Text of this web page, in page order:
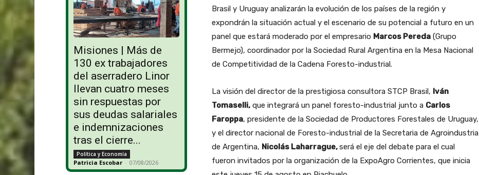
Misiones | Más de
130 ex trabajadores
del aserradero Linor
llevan cuatro meses
sin respuestas por
sus deudas salariales
e indemnizaciones
tras el cierre...
Política y Economía
Patricia Escobar - 07/08/2026
Brasil y Uruguay analizarán la evolución de los países de la región y
expondrán la situación actual y el escenario de su potencial a futuro en un
panel que estará moderado por el empresario Marcos Pereda(Grupo
Bermejo), coordinador por la Sociedad Rural Argentina en la Mesa Nacional
de Competitividad de la Cadena Foresto-industrial.
La visión del director de la prestigiosa consultora STCP Brasil, Iván
Tomaselli,que integrará un panel foresto-industrial junto a Carlos
Faroppa, presidente de la Sociedad de Productores Forestales de Uruguay,
y el director nacional de Foresto-industrial de la Secretaria de Agroindustria
de Argentina, Nicolás Laharrague,será el eje del debate para el cual
fueron invitados por la organización de la ExpoAgro Corrientes, que inicia